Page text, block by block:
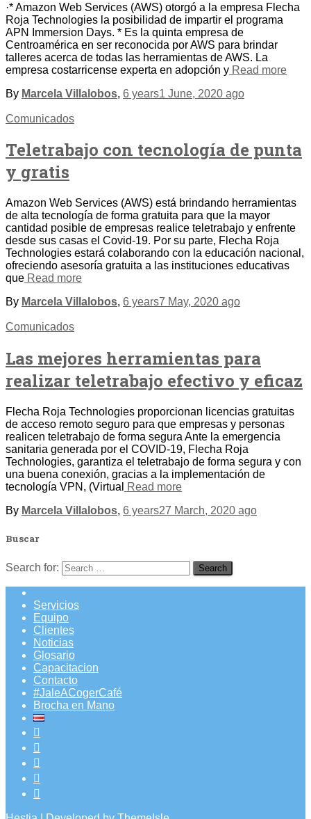
·* Amazon Web Services (AWS) otorgó a la empresa Flecha
Roja Technologies la posibilidad de impartir el programa
APN Immersion Days. * Es la quinta empresa de
Centroamérica en ser reconocida por AWS para brindar
talleres acerca de todas las herramientas de AWS. La
empresa costarricense experta en adopción y Read more
By Marcela Villalobos, 6 years1 June, 2020 ago
Comunicados
Teletrabajo con tecnología de punta
y gratis
Amazon Web Services (AWS) está brindando herramientas
de alta tecnología de forma gratuita para que la mayor
cantidad posible de empresas realice teletrabajo y enfrente
desde sus casas el Covid-19. Por su parte, Flecha Roja
Technologies estará colaborando con la educación nacional,
ofreciendo asesoría gratuita a las instituciones educativas
que Read more
By Marcela Villalobos, 6 years7 May, 2020 ago
Comunicados
Las mejores herramientas para
realizar teletrabajo efectivo y eficaz
Flecha Roja Technologies proporcionan licencias gratuitas
de acceso remoto seguro para que empresas y personas
realicen teletrabajo de forma segura Ante la emergencia
sanitaria generada por el COVID-19, Flecha Roja
Technologies, garantiza el teletrabajo de forma segura y con
una buena conexión, gracias a la implementación de
tecnología VPN, (Virtual
Read more
By Marcela Villalobos, 6 years27 March, 2020 ago
Buscar
Search for:
Servicios
Equipo
Clientes
Noticias
Glosario
Capacitacion
Contacto
#JaleACogerCafé
Brocha en Mano